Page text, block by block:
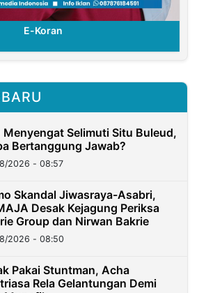
E-Koran
Menyengat Selimuti Situ Buleud,
Bertanggung Jawab?
2026 - 08:57
Skandal Jiwasraya-Asabri,
Desak Kejagung Periksa
Group dan Nirwan Bakrie
2026 - 08:50
Pakai Stuntman, Acha
Rela Gelantungan Demi